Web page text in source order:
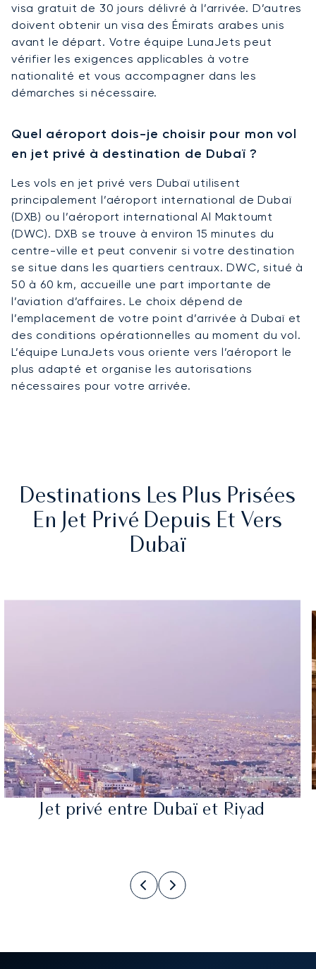
visa gratuit de 30 jours délivré à l’arrivée. D’autres
doivent obtenir un visa des Émirats arabes unis
avant le départ. Votre équipe LunaJets peut
vérifier les exigences applicables à votre
nationalité et vous accompagner dans les
démarches si nécessaire.
Quel aéroport dois-je choisir pour mon vol
en jet privé à destination de Dubaï ?
Les vols en jet privé vers Dubaï utilisent
principalement l’aéroport international de Dubaï
(DXB) ou l’aéroport international Al Maktoumt
(DWC). DXB se trouve à environ 15 minutes du
centre-ville et peut convenir si votre destination
se situe dans les quartiers centraux. DWC, situé à
50 à 60 km, accueille une part importante de
l’aviation d’affaires. Le choix dépend de
l’emplacement de votre point d’arrivée à Dubaï et
des conditions opérationnelles au moment du vol.
L’équipe LunaJets vous oriente vers l’aéroport le
plus adapté et organise les autorisations
nécessaires pour votre arrivée.
Destinations Les Plus Prisées
En Jet Privé Depuis Et Vers
Dubaï
Jet privé entre Dubaï et Riyad